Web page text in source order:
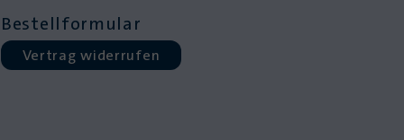
Bestellformular
Vertrag widerrufen